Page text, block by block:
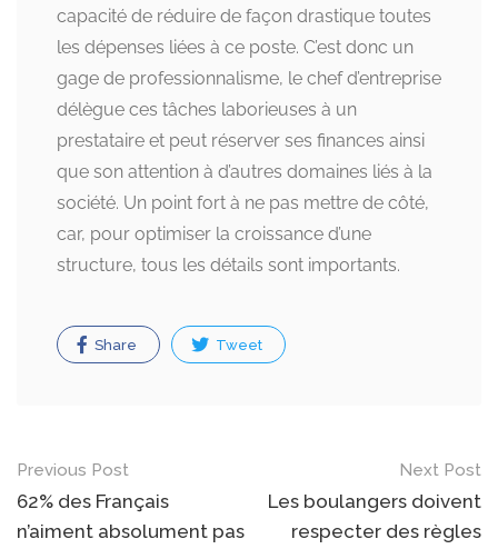
capacité de réduire de façon drastique toutes
les dépenses liées à ce poste. C’est donc un
gage de professionnalisme, le chef d’entreprise
délègue ces tâches laborieuses à un
prestataire et peut réserver ses finances ainsi
que son attention à d’autres domaines liés à la
société. Un point fort à ne pas mettre de côté,
car, pour optimiser la croissance d’une
structure, tous les détails sont importants.
Share Tweet
Post
navigation
Previous Post
62% des Français
n’aiment absolument pas
Next Post
Les boulangers doivent
respecter des règles